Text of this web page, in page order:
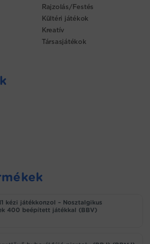
Rajzolás/Festés
Kültéri játékok
Kreatív
Társasjátékok
kézi játékkonzol – Nosztalgikus
400 beépített játékkal (BBV)